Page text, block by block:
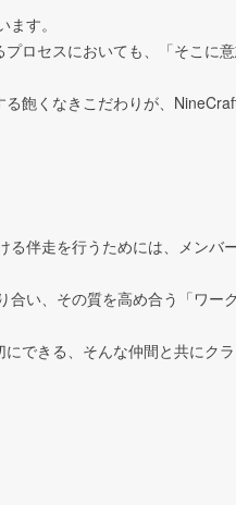
す。
ロセスにおいても、「そこに意
飽くなきこだわりが、
伴走を行うためには、メンバ
い、その質を高め合う「ワー
できる、そんな仲間と共にク